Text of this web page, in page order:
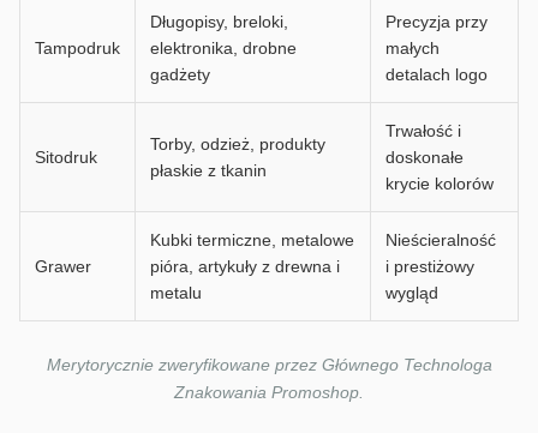
Tampodruk
Długopisy, breloki,
elektronika, drobne
gadżety
Precyzja przy
małych
detalach logo
Sitodruk
Torby, odzież, produkty
płaskie z tkanin
Trwałość i
doskonałe
krycie kolorów
Grawer
Kubki termiczne, metalowe
pióra, artykuły z drewna i
metalu
Nieścieralność
i prestiżowy
wygląd
Merytorycznie zweryfikowane przez Głównego Technologa
Znakowania Promoshop.